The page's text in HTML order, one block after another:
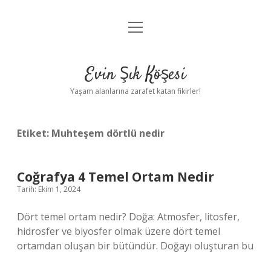
Anasayfa
Yasal Uyarı
menüyü
Evin Şık Köşesi
Yaşam alanlarına zarafet katan fikirler!
Etiket: Muhteşem dörtlü nedir
Coğrafya 4 Temel Ortam Nedir
Tarih: Ekim 1, 2024
Dört temel ortam nedir? Doğa: Atmosfer, litosfer,
hidrosfer ve biyosfer olmak üzere dört temel
ortamdan oluşan bir bütündür. Doğayı oluşturan bu